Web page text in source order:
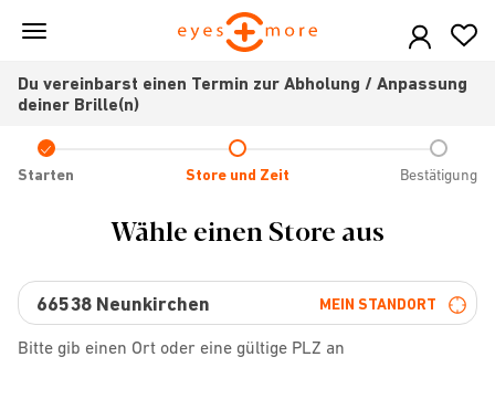
Skip
content
Du vereinbarst einen Termin zur Abholung / Anpassung
deiner Brille(n)
Check
icon
Starten Store und Zeit Bestätigung
Wähle einen Store aus
MEIN STANDORT
Bitte gib einen Ort oder eine gültige PLZ an